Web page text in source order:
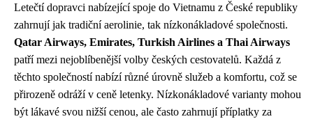
Letečtí dopravci nabízející spoje do Vietnamu z České republiky
zahrnují jak tradiční aerolinie, tak nízkonákladové společnosti.
Qatar Airways, Emirates, Turkish Airlines a Thai Airways
patří mezi nejoblíbenější volby českých cestovatelů. Každá z
těchto společností nabízí různé úrovně služeb a komfortu, což se
přirozeně odráží v ceně letenky. Nízkonákladové varianty mohou
být lákavé svou nižší cenou, ale často zahrnují příplatky za